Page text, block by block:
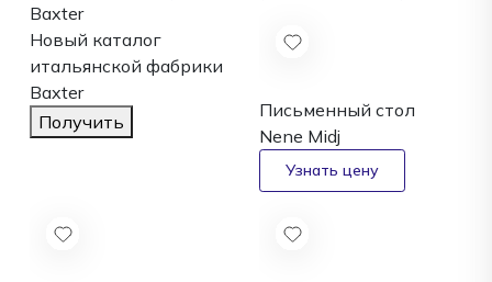
Baxter
Новый каталог
итальянской фабрики
Baxter
Получить
Письменный стол
Nene Midj